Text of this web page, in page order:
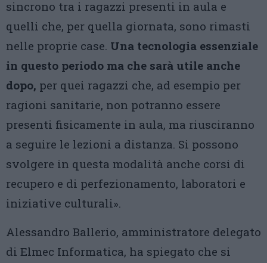
sincrono tra i ragazzi presenti in aula e
quelli che, per quella giornata, sono rimasti
nelle proprie case. Una tecnologia essenziale
in questo periodo ma che sarà utile anche
dopo, per quei ragazzi che, ad esempio per
ragioni sanitarie, non potranno essere
presenti fisicamente in aula, ma riusciranno
a seguire le lezioni a distanza. Si possono
svolgere in questa modalità anche corsi di
recupero e di perfezionamento, laboratori e
iniziative culturali».
Alessandro Ballerio, amministratore delegato
di Elmec Informatica, ha spiegato che si